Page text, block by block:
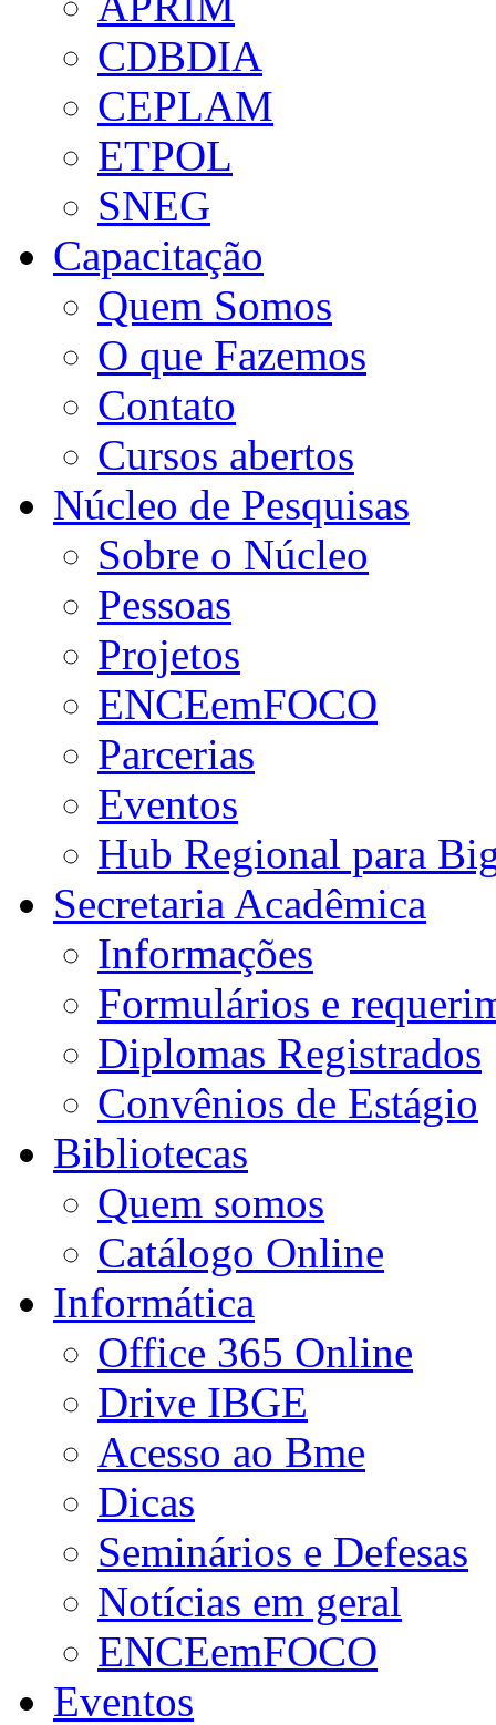
CDBDIA
CEPLAM
ETPOL
SNEG
Capacitação
Quem Somos
O que Fazemos
Contato
Cursos abertos
Núcleo de Pesquisas
Sobre o Núcleo
Pessoas
Projetos
ENCEemFOCO
Parcerias
Eventos
Hub Regional para
Secretaria Acadêmica
Informações
Formulários e
Diplomas Registrados
Convênios de Estágio
Bibliotecas
Quem somos
Catálogo Online
Informática
Office 365 Online
Drive IBGE
Acesso ao Bme
Dicas
Seminários e Defesas
Notícias em geral
ENCEemFOCO
Eventos